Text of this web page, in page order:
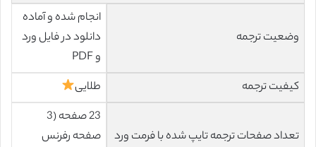
وضعیت ترجمه
انجام شده و آماده
دانلود در فایل ورد
و PDF
کیفیت ترجمه
طلایی
تعداد صفحات ترجمه تایپ شده با فرمت ورد
23 صفحه (3
صفحه رفرنس